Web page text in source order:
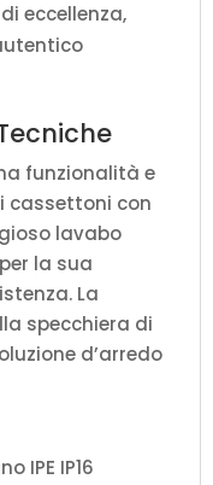
eccellenza,
funzionalità e
cassettoni con
lavabo
la sua
La
specchiera di
d’arredo
IPE IP16